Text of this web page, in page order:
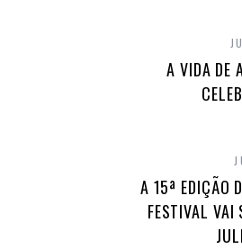
A VIDA DE
A 15ª EDIÇÃO
FESTIVAL VAI